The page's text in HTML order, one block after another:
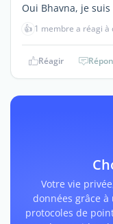
Oui Bhavna, je suis
👍 1 membre a réagi à
Réagir
Votre vie
données grâce
protocoles de